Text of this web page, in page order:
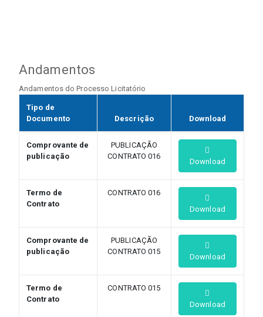
Andamentos
Andamentos do Processo Licitatório
Tipo de
Documento
Descrição Download
Comprovante de
publicação
PUBLICAÇÃO
CONTRATO 016
Download
Termo de
Contrato
CONTRATO 016
Download
Comprovante de
publicação
PUBLICAÇÃO
CONTRATO 015
Download
Termo de
Contrato
CONTRATO 015
Download